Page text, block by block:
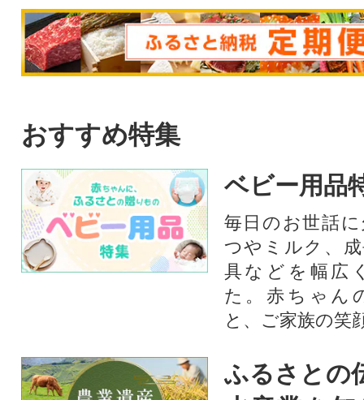
おすすめ特集
ベビー用品
毎日のお世話
つやミルク、
具などを幅広
た。赤ちゃん
と、ご家族の笑
ふるさとの